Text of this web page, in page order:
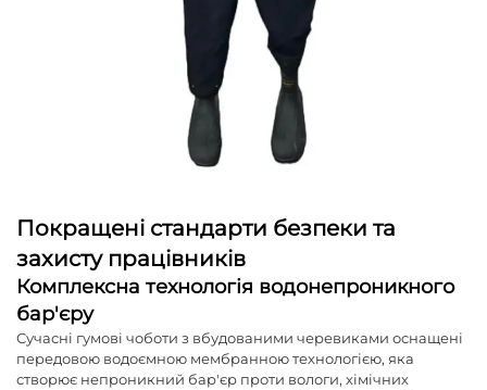
Покращені стандарти безпеки та
захисту працівників
Комплексна технологія водонепроникного
бар'єру
Сучасні гумові чоботи з вбудованими черевиками оснащені
передовою водоємною мембранною технологією, яка
створює непроникний бар'єр проти вологи, хімічних